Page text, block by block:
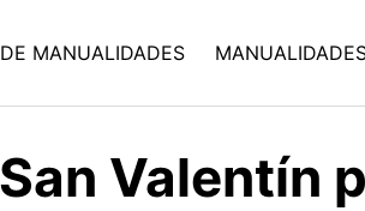
MANUALIDADES
Valentín